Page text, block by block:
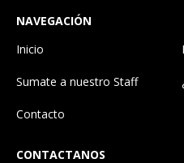
NAVEGACIÓN
Inicio
Sumate a nuestro Staff
Contacto
CONTACTANOS